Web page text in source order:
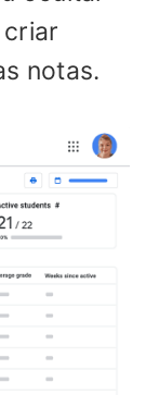
notas.